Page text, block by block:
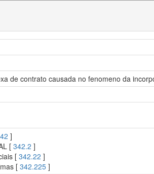
de contrato causada no fenomeno da
]
[ 342.2 ]
[ 342.22 ]
[ 342.225 ]